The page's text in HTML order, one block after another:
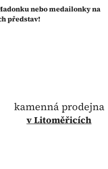
nebo medailonky na
představ!
kamenná prodejna
v Litoměřicích